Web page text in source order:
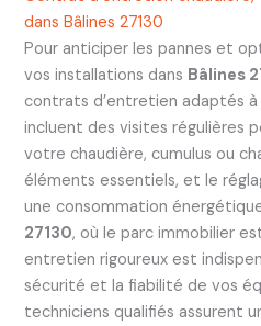
dans Bâlines 27130
Pour anticiper les pannes et
vos installations dans Bâlines
contrats d’entretien adaptés
incluent des visites régulières
votre chaudière, cumulus ou
éléments essentiels, et le
une consommation
27130, où le parc immobilier
entretien rigoureux est
sécurité et la fiabilité de vos
techniciens qualifiés assurent